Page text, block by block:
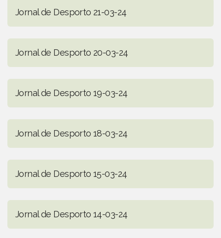
Jornal de Desporto 21-03-24
Jornal de Desporto 20-03-24
Jornal de Desporto 19-03-24
Jornal de Desporto 18-03-24
Jornal de Desporto 15-03-24
Jornal de Desporto 14-03-24